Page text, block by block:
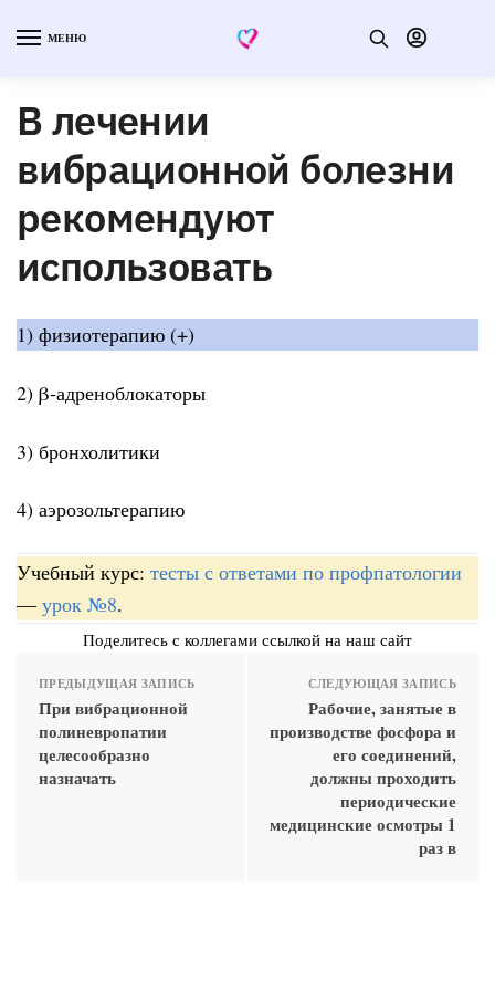
МЕНЮ
В лечении
вибрационной болезни
рекомендуют
использовать
1) физиотерапию (+)
2) β-адреноблокаторы
3) бронхолитики
4) аэрозольтерапию
Учебный курс: тесты с ответами по профпатологии
— урок №8.
Поделитесь с коллегами ссылкой на наш сайт
ПРЕДЫДУЩАЯ ЗАПИСЬ
При вибрационной
полиневропатии
целесообразно
назначать
СЛЕДУЮЩАЯ ЗАПИСЬ
Рабочие, занятые в
производстве фосфора и
его соединений,
должны проходить
периодические
медицинские осмотры 1
раз в